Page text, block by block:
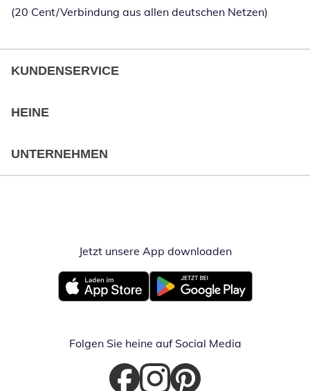
(20 Cent/Verbindung aus allen deutschen Netzen)
KUNDENSERVICE
HEINE
UNTERNEHMEN
Jetzt unsere App downloadenÖffnet in
Öffnet in neuem FensterÖffnet in neuem Fenster
Folgen Sie heine auf Social Media